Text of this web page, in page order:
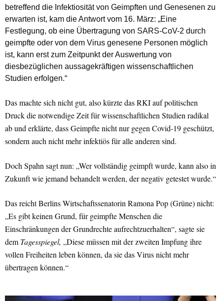
betreffend die Infektiosität von Geimpften und Genesenen zu
erwarten ist, kam die Antwort vom 16. März: „Eine
Festlegung, ob eine Übertragung von SARS-CoV-2 durch
geimpfte oder von dem Virus genesene Personen möglich
ist, kann erst zum Zeitpunkt der Auswertung von
diesbezüglichen aussagekräftigen wissenschaftlichen
Studien erfolgen.“
Das machte sich nicht gut, also kürzte das RKI auf politischen
Druck die notwendige Zeit für wissenschaftlichen Studien radikal
ab und erklärte, dass Geimpfte nicht nur gegen Covid-19 geschützt,
sondern auch nicht mehr infektiös für alle anderen sind.
Doch Spahn sagt nun: „Wer vollständig geimpft wurde, kann also in
Zukunft wie jemand behandelt werden, der negativ getestet wurde.“
Das reicht Berlins Wirtschaftssenatorin Ramona Pop (Grüne) nicht:
„Es gibt keinen Grund, für geimpfte Menschen die
Einschränkungen der Grundrechte aufrechtzuerhalten“, sagte sie
dem Tagesspiegel, „Diese müssen mit der zweiten Impfung ihre
vollen Freiheiten leben können, da sie das Virus nicht mehr
übertragen können.“